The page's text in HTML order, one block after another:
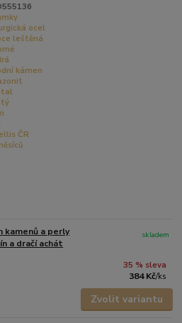
ocel
leštěná
kámen
ČR
kamenů a perly
a dračí achát
35 % sleva
384 Kč/ks
skladem
Zvolit variantu